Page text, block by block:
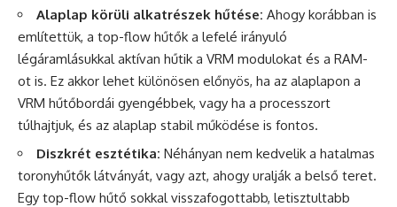
Alaplap körüli alkatrészek hűtése: Ahogy korábban is
említettük, a top-flow hűtők a lefelé irányuló
légáramlásukkal aktívan hűtik a VRM modulokat és a RAM-
ot is. Ez akkor lehet különösen előnyös, ha az alaplapon a
VRM hűtőbordái gyengébbek, vagy ha a processzort
túlhajtjuk, és az alaplap stabil működése is fontos.
Diszkrét esztétika: Néhányan nem kedvelik a hatalmas
toronyhűtők látványát, vagy azt, ahogy uralják a belső teret.
Egy top-flow hűtő sokkal visszafogottabb, letisztultabb